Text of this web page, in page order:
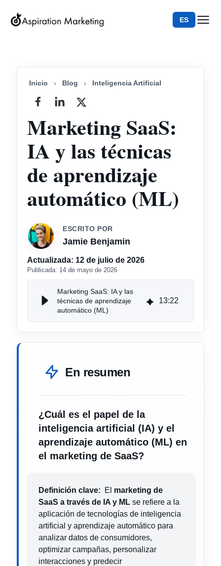
ES
Inicio › Blog › Inteligencia Artificial
Marketing SaaS:
IA y las técnicas
de aprendizaje
automático (ML)
ESCRITO POR
Jamie Benjamin
Actualizada: 12 de julio de 2026
Publicada: 14 de mayo de 2026
Marketing SaaS: IA y las
técnicas de aprendizaje
automático (ML)
13:22
En resumen
¿Cuál es el papel de la
inteligencia artificial (IA) y el
aprendizaje automático (ML) en
el marketing de SaaS?
Definición clave: El marketing de
SaaS a través de IA y ML se refiere a la
aplicación de tecnologías de inteligencia
artificial y aprendizaje automático para
analizar datos de consumidores,
optimizar campañas, personalizar
interacciones y predecir